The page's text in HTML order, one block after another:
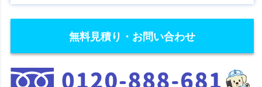
無料見積り・お問い合わせ